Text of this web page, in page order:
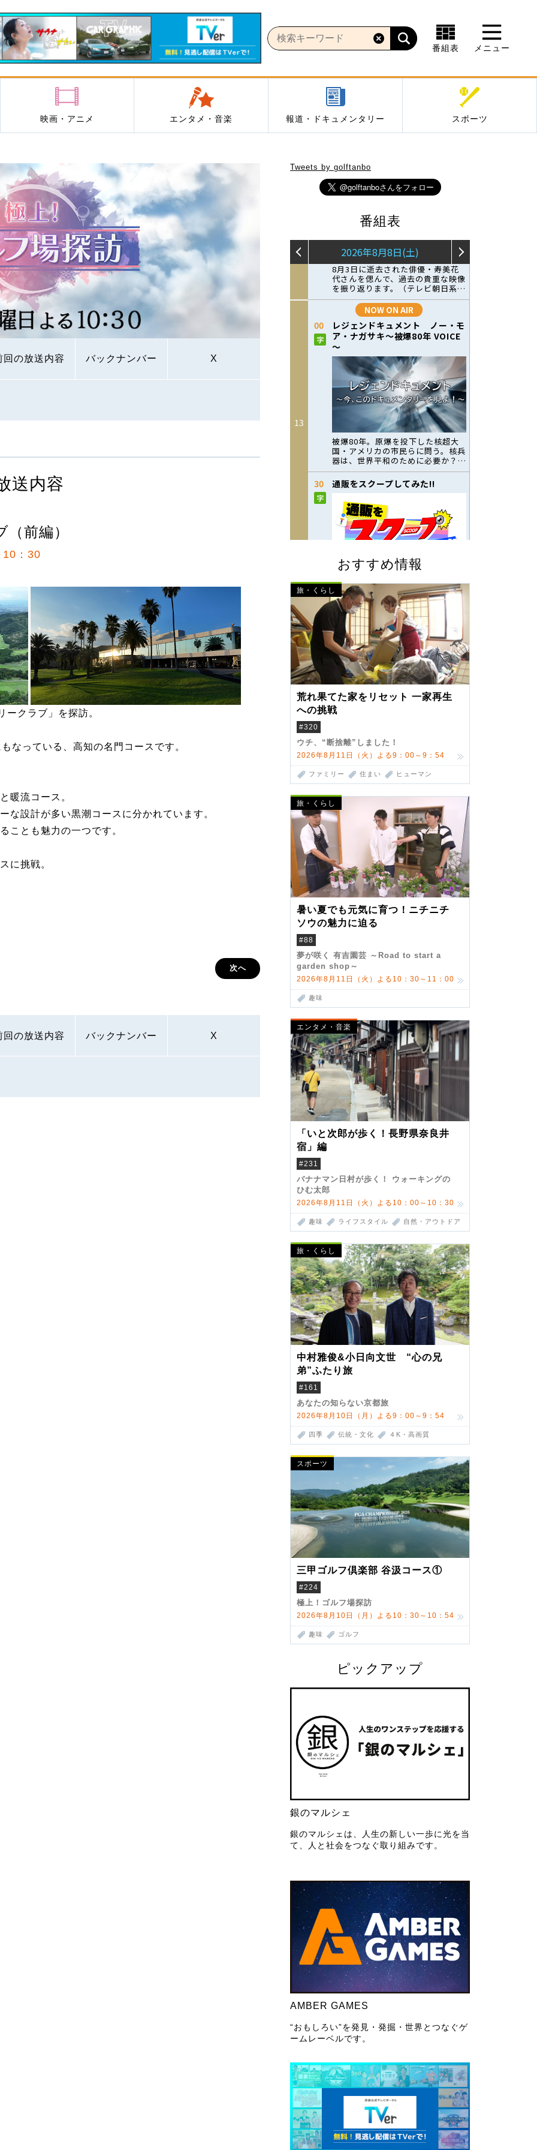
番組表 メニュー
映画・アニメ エンタメ・音楽 報道・ドキュメンタリー スポーツ
回の放送内容 バックナンバー X
Tweets by golftanbo
番組表
おすすめ情報
旅・くらし
荒れ果てた家をリセット 一家再生
への挑戦
#320
ウチ、“断捨離”しました！
2026年8月11日（火）よる9：00～9：54
ファミリー 住まい ヒューマン
旅・くらし
暑い夏でも元気に育つ！ニチニチ
ソウの魅力に迫る
#88
夢が咲く 有吉園芸 ～Road to start a
garden shop～
2026年8月11日（火）よる10：30～11：00
趣味
エンタメ・音楽
「いと次郎が歩く！長野県奈良井
宿」編
#231
バナナマン日村が歩く！ ウォーキングの
ひむ太郎
2026年8月11日（火）よる10：00～10：30
趣味 ライフスタイル 自然・アウトドア
旅・くらし
中村雅俊&小日向文世 “心の兄
弟”ふたり旅
#161
あなたの知らない京都旅
2026年8月10日（月）よる9：00～9：54
四季 伝統・文化 ４K・高画質
スポーツ
三甲ゴルフ倶楽部 谷汲コース①
#224
極上！ゴルフ場探訪
2026年8月10日（月）よる10：30～10：54
趣味 ゴルフ
ピックアップ
銀のマルシェ
銀のマルシェは、人生の新しい一歩に光を当
て、人と社会をつなぐ取り組みです。
AMBER GAMES
“おもしろい”を発見・発掘・世界とつなぐゲ
ームレーベルです。
送内容
前編）
10：30
クラブ」を探訪。
なっている、高知の名門コースです。
暖流コース。
な設計が多い黒潮コースに分かれています。
ことも魅力の一つです。
に挑戦。
次へ
回の放送内容 バックナンバー X